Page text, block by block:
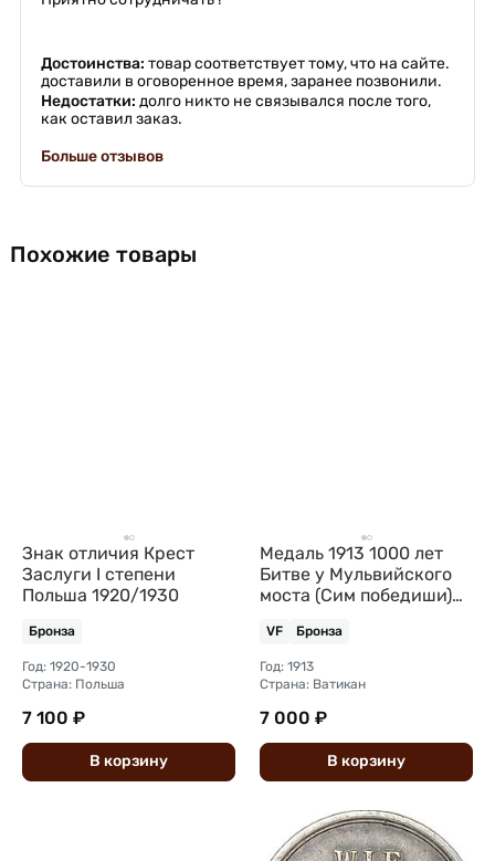
Достоинства: товар соответствует тому, что на сайте.
доставили в оговоренное время, заранее позвонили.
Недостатки: долго никто не связывался после того,
как оставил заказ.
Больше отзывов
Похожие товары
Знак отличия Крест
Заслуги I степени
Польша 1920/1930
Бронза
Год: 1920-1930
Страна: Польша
7 100 ₽
В корзину
Медаль 1913 1000 лет
Битве у Мульвийского
моста (Сим победиши)
VF Бронза
Год: 1913
Страна: Ватикан
7 000 ₽
В корзину